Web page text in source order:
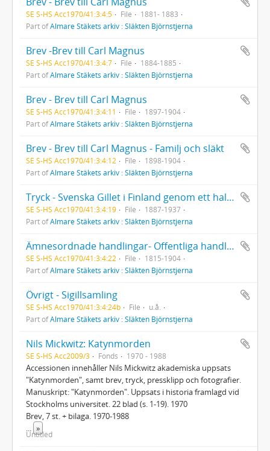
SE S-HS Acc1970/41:3:4:5 File
1881- 1883
Part ofAlmare Stäkets arkiv : Släkten Björnstjerna
Brev -Brev till Carl Magnus
SE S-HS Acc1970/41:3:4:7 File
1884-1885
Part ofAlmare Stäkets arkiv : Släkten Björnstjerna
Brev - Brev till Carl Magnus
SE S-HS Acc1970/41:3:4:11 File
1897-1904
Part ofAlmare Stäkets arkiv : Släkten Björnstjerna
Brev - Brev till Carl Magnus - Familj och släkt
SE S-HS Acc1970/41:3:4:12 File
1898-1904
Part ofAlmare Stäkets arkiv : Släkten Björnstjerna
Tryck - Svenska Gillet i Finland genom ett halvt sekel
SE S-HS Acc1970/41:3:4:19 File
1887-1937
Part ofAlmare Stäkets arkiv : Släkten Björnstjerna
Ämnesordnade handlingar- Offentliga handlingar
SE S-HS Acc1970/41:3:4:22 File
1815-1904
Part ofAlmare Stäkets arkiv : Släkten Björnstjerna
Övrigt - Sigillsamling
SE S-HS Acc1970/41:3:4:24b File
u.å.
Part ofAlmare Stäkets arkiv : Släkten Björnstjerna
Nils Mickwitz: Katynmorden
SE S-HS Acc2009/3 Fonds 1970 - 1988
Accessionen innehåller Nils Mickwitz akademiska uppsats
"Katynmorden", samt brev, tryck, pressklipp och fotografier.
Manuskript: "Katynmorden". Uppsats i historia framlagd vid
Stockholms universitet. 22 blad (s. 1-19). 1970
Brev, 7 st. + bilaga. 1970-1988
»
Untitled